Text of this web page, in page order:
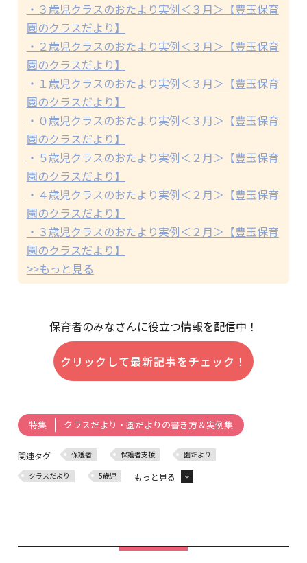
・３歳児クラスのおたより実例＜３月＞【豊玉保育
園のクラスだより】
・２歳児クラスのおたより実例＜３月＞【豊玉保育
園のクラスだより】
・１歳児クラスのおたより実例＜３月＞【豊玉保育
園のクラスだより】
・０歳児クラスのおたより実例＜３月＞【豊玉保育
園のクラスだより】
・５歳児クラスのおたより実例＜２月＞【豊玉保育
園のクラスだより】
・４歳児クラスのおたより実例＜２月＞【豊玉保育
園のクラスだより】
・３歳児クラスのおたより実例＜２月＞【豊玉保育
園のクラスだより】
>>もっと見る
保育者のみなさんに役立つ情報を配信中！
クリックして最新記事をチェック！
特集 クラスだより・園だよりの書き方＆実例集
関連タグ 保護者 保護者支援 園だより
クラスだより 5歳児 もっと見る